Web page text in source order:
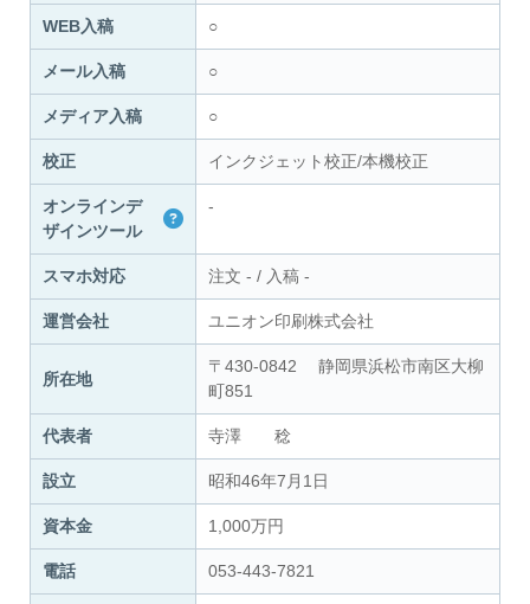
WEB入稿 ○
メール入稿 ○
メディア入稿 ○
校正 インクジェット校正/本機校正
オンラインデ
ザインツール
-
スマホ対応 注文 - / 入稿 -
運営会社 ユニオン印刷株式会社
所在地
〒430-0842 静岡県浜松市南区大柳
町851
代表者 寺澤 稔
設立 昭和46年7月1日
資本金 1,000万円
電話 053-443-7821